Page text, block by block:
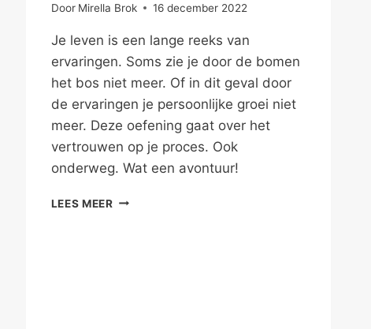
Door Mirella Brok 16 december 2022
Je leven is een lange reeks van
ervaringen. Soms zie je door de bomen
het bos niet meer. Of in dit geval door
de ervaringen je persoonlijke groei niet
meer. Deze oefening gaat over het
vertrouwen op je proces. Ook
onderweg. Wat een avontuur!
LEES MEERVERTROUW